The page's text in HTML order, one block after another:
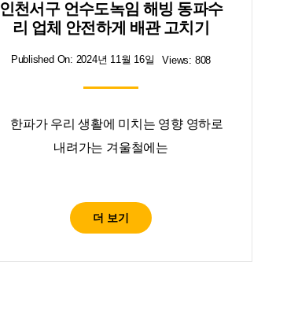
인천서구 언수도녹임 해빙 동파수
리 업체 안전하게 배관 고치기
Published On: 2024년 11월 16일 Views: 808
한파가 우리 생활에 미치는 영향 영하로
내려가는 겨울철에는
더 보기